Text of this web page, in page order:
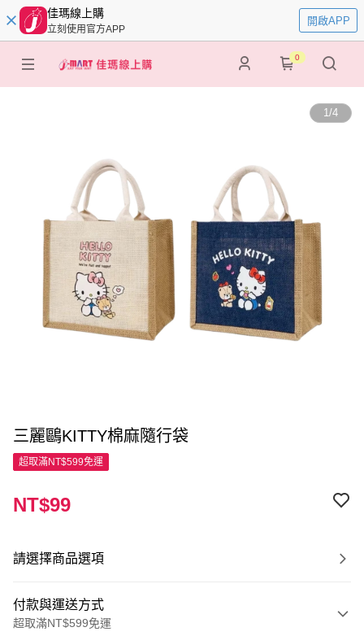
佳瑪線上購
立刻使用官方APP
開啟APP
0
1/4
三麗鷗KITTY棉麻隨行袋
超取滿NT$599免運
NT$99
請選擇商品選項
付款與運送方式
超取滿NT$599免運